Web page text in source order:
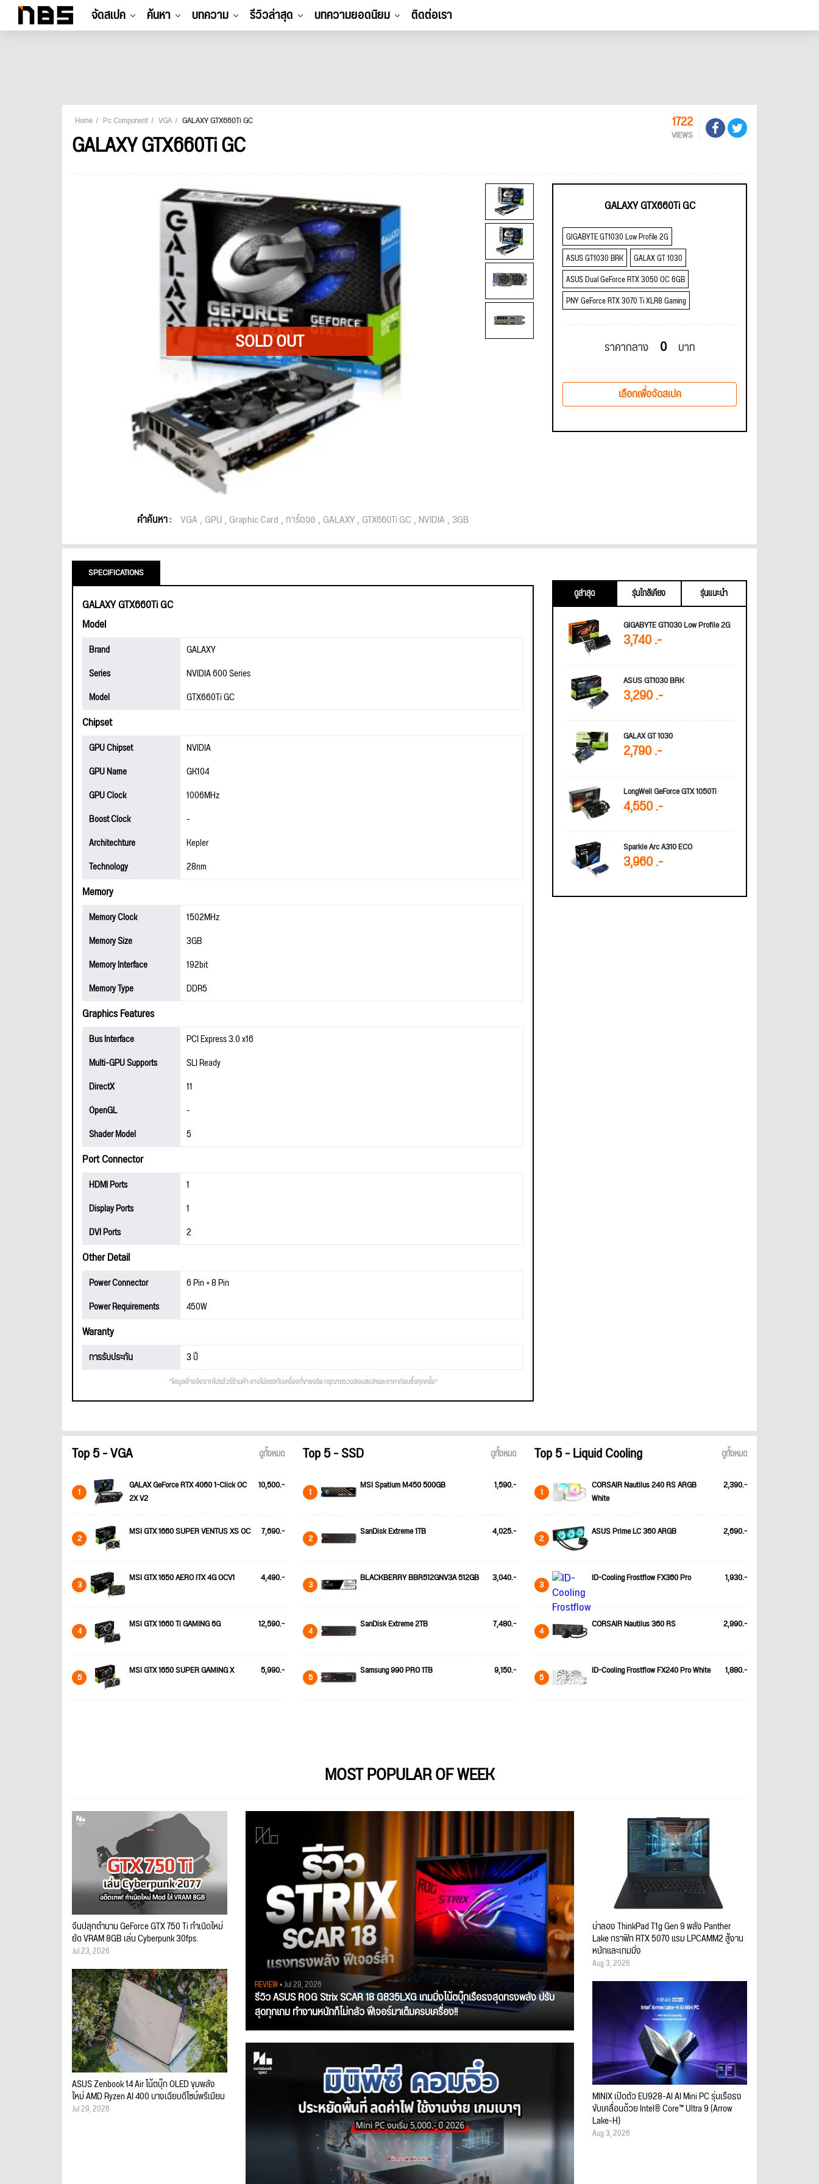
จัดสเปค ค้นหา บทความ รีวิวล่าสุด บทความยอดนิยม ติดต่อเรา
Home Pc Component VGA GALAXY GTX660Ti GC
GALAXY GTX660Ti GC
1722
VIEWS
คำค้นหา : VGA GPU Graphic Card การ์ดจอ GALAXY GTX660Ti GC NVIDIA 3GB
GALAXY GTX660Ti GC
GIGABYTE GT1030 Low Profile 2G
ASUS GT1030 BRK
GALAX GT 1030
ASUS Dual GeForce RTX 3050 OC 6GB
PNY GeForce RTX 3070 Ti XLR8 Gaming
ราคากลาง 0 บาท
เลือกเพื่อจัดสเปค
SPECIFICATIONS
GALAXY GTX660Ti GC
Model
Brand
GALAXY
Series
NVIDIA 600 Series
Model
GTX660Ti GC
Chipset
GPU Chipset
NVIDIA
GPU Name
GK104
GPU Clock
1006MHz
Boost Clock
-
Architechture
Kepler
Technology
28nm
Memory
Memory Clock
1502MHz
Memory Size
3GB
Memory Interface
192bit
Memory Type
DDR5
Graphics Features
Bus Interface
PCI Express 3.0 x16
Multi-GPU Supports
SLI Ready
DirectX
11
OpenGL
-
Shader Model
5
Port Connector
HDMI Ports
1
Display Ports
1
DVI Ports
2
Other Detail
Power Connector
6 Pin + 8 Pin
Power Requirements
450W
Waranty
การรับประกัน 3 ปี
*ข้อมูลอ้างอิงจากโปรชัวร์ร้านค้า อาจไม่ตรงกับเครื่องที่ขายจริง กรุณาตรวจสอบสเปคและราคาก่อนซื้อทุกครั้ง*
ดูล่าสุด รุ่นใกล้เคียง
รุ่นแนะนำ
GIGABYTE GT1030 Low Profile 2G
3,740 .-
ASUS GT1030 BRK
3,290 .-
GALAX GT 1030
2,790 .-
LongWell GeForce GTX 1050Ti
4,550 .-
Sparkle Arc A310 ECO
3,960 .-
Top 5 - VGA ดูทั้งหมด
1
GALAX GeForce RTX 4060 1-Click OC
2X V2
10,500.-
2 MSI GTX 1660 SUPER VENTUS XS OC 7,690.-
3 MSI GTX 1650 AERO ITX 4G OCV1 4,490.-
4 MSI GTX 1660 Ti GAMING 6G 12,590.-
5 MSI GTX 1650 SUPER GAMING X 5,990.-
Top 5 - SSD ดูทั้งหมด
1 MSI Spatium M450 500GB 1,590.-
2 SanDisk Extreme 1TB 4,025.-
3 BLACKBERRY BBR512GNV3A 512GB 3,040.-
4 SanDisk Extreme 2TB 7,480.-
5 Samsung 990 PRO 1TB 9,150.-
Top 5 - Liquid Cooling ดูทั้งหมด
1
CORSAIR Nautilus 240 RS ARGB
White
2,390.-
2 ASUS Prime LC 360 ARGB 2,690.-
3 ID-Cooling Frostflow FX360 Pro 1,930.-
4 CORSAIR Nautilus 360 RS 2,990.-
5 ID-Cooling Frostflow FX240 Pro White 1,880.-
MOST POPULAR OF WEEK
REVIEW• Jul 28, 2026
รีวิว ASUS ROG Strix SCAR 18 G835LXG เกมมิ่งโน้ตบุ๊กเรือธงสุดทรงพลัง ปรับ
สุดทุกเกม ทำงานหนักก็ไม่กลัว ฟีเจอร์มาเต็มครบเครื่อง!!
จีนปลุกตำนาน GeForce GTX 750 Ti กำเนิดใหม่
ยัด VRAM 8GB เล่น Cyberpunk 30fps.
Jul 23, 2026
ASUS Zenbook 14 Air โน้ตบุ๊ก OLED ขุมพลัง
ใหม่ AMD Ryzen AI 400 บางเฉียบดีไซน์พรีเมียม
Jul 29, 2026
น่าลอง ThinkPad T1g Gen 9 พลัง Panther
Lake กราฟิก RTX 5070 แรม LPCAMM2 สู้งาน
หนักและเกมมิ่ง
Aug 3, 2026
MINIX เปิดตัว EU928-AI AI Mini PC รุ่นเรือธง
ขับเคลื่อนด้วย Intel® Core™ Ultra 9 (Arrow
Lake-H)
Aug 3, 2026